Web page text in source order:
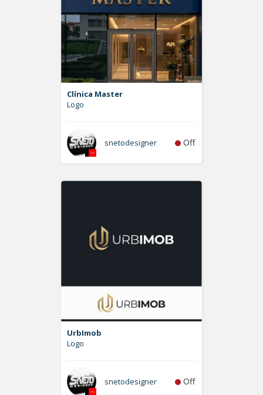
Clínica Master
Logo
snetodesigner Off
UrbImob
Logo
snetodesigner Off